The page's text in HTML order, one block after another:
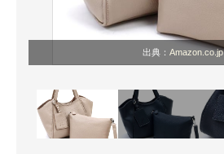
企業ITのトレンドを詳説
経営リーダーのコミュニティ
マーケ×ITの今がよく分かる
ITエンジニア向け専門サイト
出典： Amazon.co.jp